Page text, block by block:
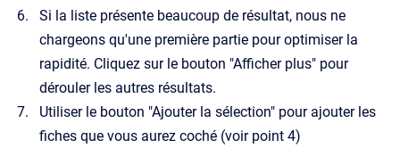
Si la liste présente beaucoup de résultat, nous ne
chargeons qu'une première partie pour optimiser la
rapidité. Cliquez sur le bouton "Afficher plus" pour
dérouler les autres résultats.
Utiliser le bouton "Ajouter la sélection" pour ajouter les
fiches que vous aurez coché (voir point 4)